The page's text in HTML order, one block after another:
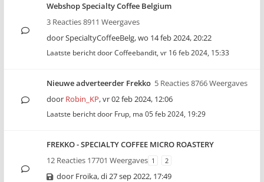
Webshop Specialty Coffee Belgium
3 Reacties 8911 Weergaves
doorSpecialtyCoffeeBelg,wo 14 feb 2024, 20:22
Laatste bericht doorCoffeebandit, vr 16 feb 2024, 15:33
Nieuwe adverteerder Frekko 5 Reacties 8766 Weergaves
door Robin_KP,vr 02 feb 2024, 12:06
Laatste bericht door Frup, ma 05 feb 2024, 19:29
FREKKO - SPECIALTY COFFEE MICRO ROASTERY
12 Reacties 17701 Weergaves 1 2
door Froika,di 27 sep 2022, 17:49